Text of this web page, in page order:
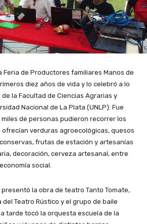
Feria de Productores familiares Manos de
diez años de vida y lo celebró a lo
la Facultad de Ciencias Agrarias y
Nacional de La Plata (UNLP). Fue
de personas pudieron recorrer los
verduras agroecológicas, quesos
frutas de estación y artesanías
decoración, cerveza artesanal, entre
social.
la obra de teatro Tanto Tomate,
Teatro Rústico y el grupo de baile
tarde tocó la orquesta escuela de la